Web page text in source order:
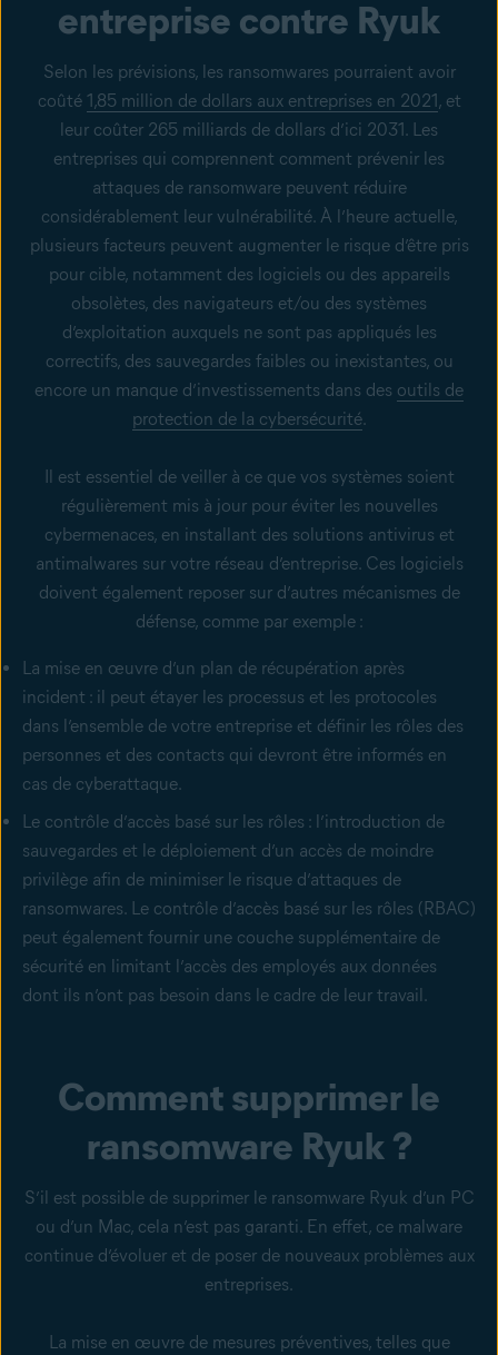
entreprise contre Ryuk
Selon les prévisions, les ransomwares pourraient avoir
coûté 1,85 million de dollars aux entreprises en 2021 , et
leur coûter 265 milliards de dollars d’ici 2031. Les
entreprises qui comprennent comment prévenir les
attaques de ransomware peuvent réduire
considérablement leur vulnérabilité. À l’heure actuelle,
plusieurs facteurs peuvent augmenter le risque d’être pris
pour cible, notamment des logiciels ou des appareils
obsolètes, des navigateurs et/ou des systèmes
d’exploitation auxquels ne sont pas appliqués les
correctifs, des sauvegardes faibles ou inexistantes, ou
encore un manque d’investissements dans des outils de
protection de la cybersécurité.
Il est essentiel de veiller à ce que vos systèmes soient
régulièrement mis à jour pour éviter les nouvelles
cybermenaces, en installant des solutions antivirus et
antimalwares sur votre réseau d’entreprise. Ces logiciels
doivent également reposer sur d’autres mécanismes de
défense, comme par exemple :
La mise en œuvre d’un plan de récupération après
incident : il peut étayer les processus et les protocoles
dans l’ensemble de votre entreprise et définir les rôles des
personnes et des contacts qui devront être informés en
cas de cyberattaque.
Le contrôle d’accès basé sur les rôles : l’introduction de
sauvegardes et le déploiement d’un accès de moindre
privilège afin de minimiser le risque d’attaques de
ransomwares. Le contrôle d’accès basé sur les rôles (RBAC)
peut également fournir une couche supplémentaire de
sécurité en limitant l’accès des employés aux données
dont ils n’ont pas besoin dans le cadre de leur travail.
Comment supprimer le
ransomware Ryuk ?
S’il est possible de supprimer le ransomware Ryuk d’un PC
ou d’un Mac, cela n’est pas garanti. En effet, ce malware
continue d’évoluer et de poser de nouveaux problèmes aux
entreprises.
La mise en œuvre de mesures préventives, telles que